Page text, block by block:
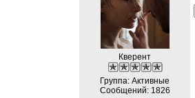
Кверент
Группа: Активные
Сообщений: 1826